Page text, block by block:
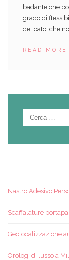
badante che
grado di
delicato, che
READ MORE
Ricerca
Nastro Adesivo
Scaffalature
Geolocalizzazione
Orologi di lusso a